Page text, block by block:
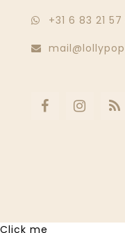
+31 6 83 21 57
Click me